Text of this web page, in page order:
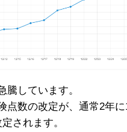
騰しています。
点数の改定が、通常2年
されます。